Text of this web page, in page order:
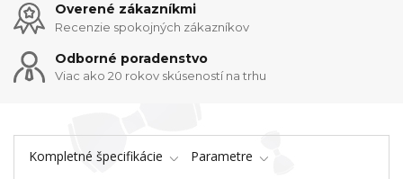
Overené zákazníkmi
Recenzie spokojných zákazníkov
Odborné poradenstvo
Viac ako 20 rokov skúseností na trhu
Kompletné špecifikácie
Parametre